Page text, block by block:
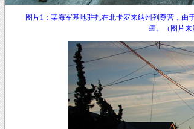
图片1：某海军基地驻扎在北卡罗来纳州列尊营，
癌。（图片来